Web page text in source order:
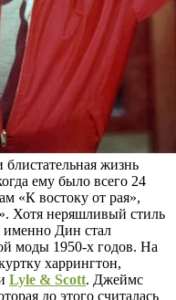
жизнь
ему было всего 24
«К востоку от рая»,
Хотя неряшливый стиль
именно Дин стал
моды 1950-х годов. На
харрингтон,
Lyle & Scott. Джеймс
до этого считалась